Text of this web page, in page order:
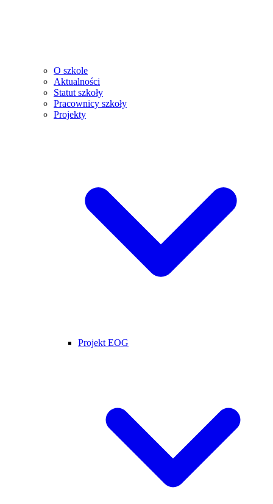
O szkole
Aktualności
Statut szkoły
Pracownicy szkoły
Projekty
Projekt EOG